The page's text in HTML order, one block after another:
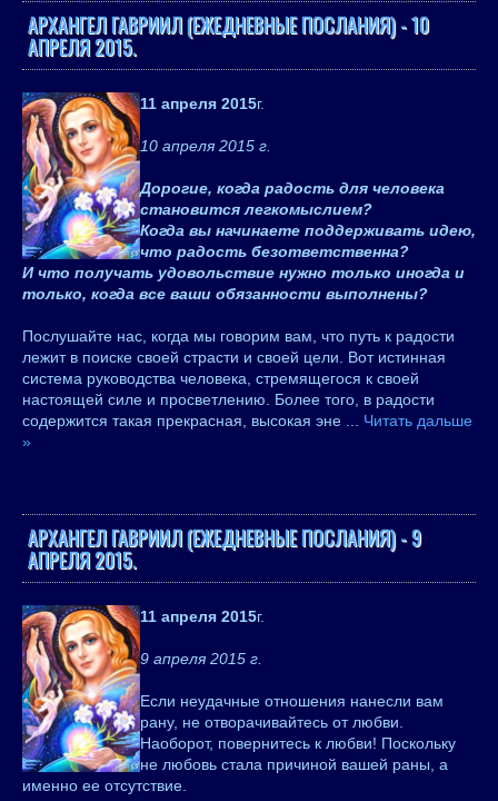
АРХАНГЕЛ ГАВРИИЛ (ЕЖЕДНЕВНЫЕ ПОСЛАНИЯ) - 10
АПРЕЛЯ 2015.
11 апреля 2015г.
10 апреля 2015 г.
Дорогие, когда радость для человека
становится легкомыслием?
Когда вы начинаете поддерживать идею,
что радость безответственна?
И что получать удовольствие нужно только иногда и
только, когда все ваши обязанности выполнены?
Послушайте нас, когда мы говорим вам, что путь к радости
лежит в поиске своей страсти и своей цели. Вот истинная
система руководства человека, стремящегося к своей
настоящей силе и просветлению. Более того, в радости
содержится такая прекрасная, высокая эне
Читать дальше
»
АРХАНГЕЛ ГАВРИИЛ (ЕЖЕДНЕВНЫЕ ПОСЛАНИЯ) - 9
АПРЕЛЯ 2015.
11 апреля 2015г.
9 апреля 2015 г.
Если неудачные отношения нанесли вам
рану, не отворачивайтесь от любви.
Наоборот, повернитесь к любви! Поскольку
не любовь стала причиной вашей раны, а
именно ее отсутствие.